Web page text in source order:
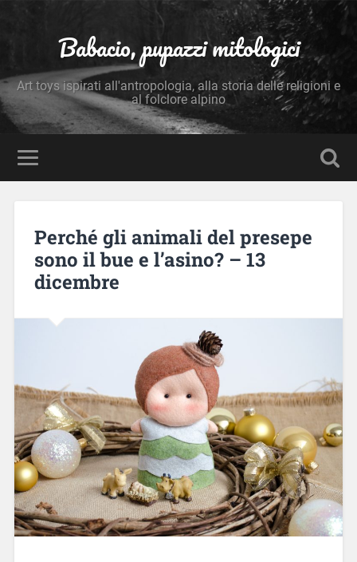
Babacio, pupazzi mitologici
Art toys ispirati all'antropologia, alla storia delle religioni e
al folclore alpino
Perché gli animali del presepe
sono il bue e l’asino? – 13
dicembre